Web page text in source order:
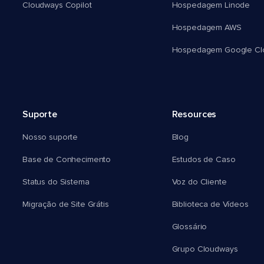
Cloudways Copilot Hospedagem Linode
Hospedagem AWS
Hospedagem Google
Suporte
Nosso suporte
Base de Conhecimento
Status do Sistema
Migração de Site Grátis
Resources
Blog
Estudos de Caso
Voz do Cliente
Biblioteca de Vídeos
Glossário
Grupo Cloudways